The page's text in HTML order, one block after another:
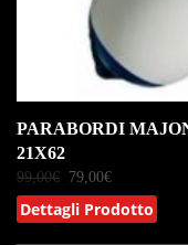
PARABORDI
21X62
99,00€ 79,00€
Dettagli Prodotto